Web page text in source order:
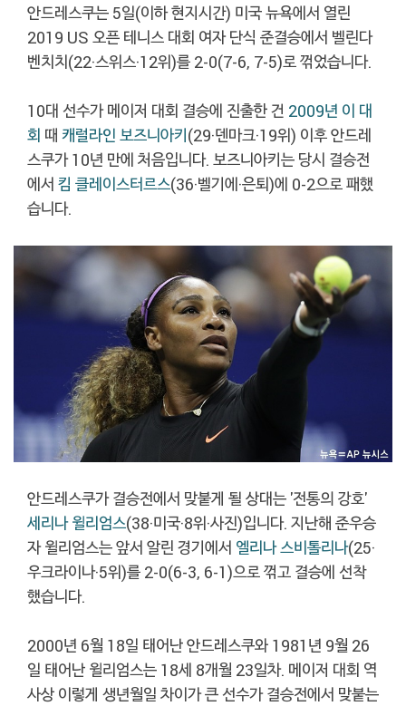
안드레스쿠는 5일(이하 현지시간) 미국 뉴욕에서 열린
2019 US 오픈 테니스 대회 여자 단식 준결승에서 벨린다
벤치치(22·스위스·12위)를 2-0(7-6, 7-5)로 꺾었습니다.
10대 선수가 메이저 대회 결승에 진출한 건 2009년 이 대
회 때 캐럴라인 보즈니아키(29·덴마크·19위) 이후 안드레
스쿠가 10년 만에 처음입니다. 보즈니아키는 당시 결승전
에서 킴 클레이스터르스(36·벨기에·은퇴)에 0-2으로 패했
습니다.
안드레스쿠가 결승전에서 맞붙게 될 상대는 '전통의 강호'
세리나 윌리엄스(38·미국·8위·사진)입니다. 지난해 준우승
자 윌리엄스는 앞서 알린 경기에서 엘리나 스비톨리나(25·
우크라이나·5위)를 2-0(6-3, 6-1)으로 꺾고 결승에 선착
했습니다.
2000년 6월 18일 태어난 안드레스쿠와 1981년 9월 26
일 태어난 윌리엄스는 18세 8개월 23일차. 메이저 대회 역
사상 이렇게 생년월일 차이가 큰 선수가 결승전에서 맞붙는